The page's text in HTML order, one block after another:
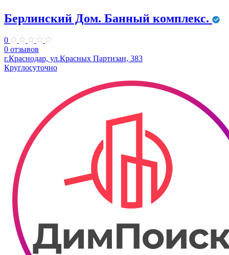
Берлинский Дом. Банный комплекс.
0
0 отзывов
г.Краснодар, ул.Красных Партизан, 383
Круглосуточно